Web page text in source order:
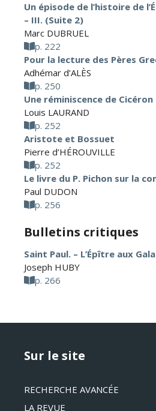
Un épisode de l’histoire de
– III. (Suite 2)
Marc DUBRUEL
p. 222
Pour la lecture des Pères
Adhémar d’ALÈS
p. 250
Une réminiscence de
Louis LAURAND
p. 252
Aristote et Bossuet
Pierre d’HÉROUVILLE
p. 252
Le livre du P. Pichon sur la
Paul DUDON
p. 256
Bulletins critiques
Saint Paul. – L’Épître aux
Joseph HUBY
p. 266
Sur le site
RECHERCHE AVANCÉE
LA REVUE